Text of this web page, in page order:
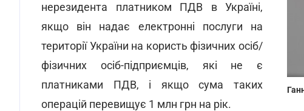
нерезидента платником ПДВ в Україні,
якщо він надає електронні послуги на
території України на користь фізичних осіб/
фізичних осіб-підприємців, які не є
платниками ПДВ, і якщо сума таких
операцій перевищує 1 млн грн на рік.